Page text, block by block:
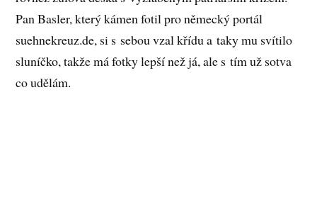
Pan Basler, který kámen fotil pro německý portál
suehnekreuz.de, si s sebou vzal křídu a taky mu svítilo
sluníčko, takže má fotky lepší než já, ale s tím už sotva
co udělám.